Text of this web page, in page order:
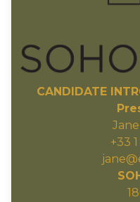
CANDIDATE
+33